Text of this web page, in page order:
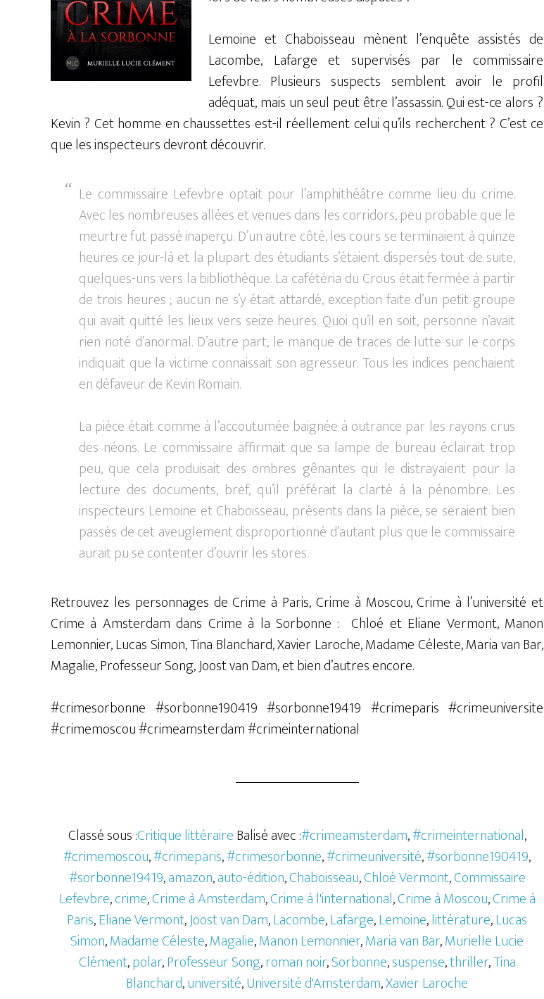
Lemoine et Chaboisseau mènent l’enquête assistés de
Lacombe, Lafarge et supervisés par le commissaire
Lefevbre. Plusieurs suspects semblent avoir le profil
adéquat, mais un seul peut être l’assassin. Qui est-ce alors ?
Kevin ? Cet homme en chaussettes est-il réellement celui qu’ils recherchent ? C’est ce
que les inspecteurs devront découvrir.
Le commissaire Lefevbre optait pour l’amphithéâtre comme lieu du crime.
Avec les nombreuses allées et venues dans les corridors, peu probable que le
meurtre fut passé inaperçu. D’un autre côté, les cours se terminaient à quinze
heures ce jour-là et la plupart des étudiants s’étaient dispersés tout de suite,
quelques-uns vers la bibliothèque. La cafétéria du Crous était fermée à partir
de trois heures ; aucun ne s’y était attardé, exception faite d’un petit groupe
qui avait quitté les lieux vers seize heures. Quoi qu’il en soit, personne n’avait
rien noté d’anormal. D’autre part, le manque de traces de lutte sur le corps
indiquait que la victime connaissait son agresseur. Tous les indices penchaient
en défaveur de Kevin Romain.
La pièce était comme à l’accoutumée baignée à outrance par les rayons crus
des néons. Le commissaire affirmait que sa lampe de bureau éclairait trop
peu, que cela produisait des ombres gênantes qui le distrayaient pour la
lecture des documents, bref, qu’il préférait la clarté à la pénombre. Les
inspecteurs Lemoine et Chaboisseau, présents dans la pièce, se seraient bien
passés de cet aveuglement disproportionné d’autant plus que le commissaire
aurait pu se contenter d’ouvrir les stores.
Retrouvez les personnages de Crime à Paris, Crime à Moscou, Crime à l’université et
Crime à Amsterdam dans Crime à la Sorbonne : Chloé et Eliane Vermont, Manon
Lemonnier, Lucas Simon, Tina Blanchard, Xavier Laroche, Madame Céleste, Maria van Bar,
Magalie, Professeur Song, Joost van Dam, et bien d’autres encore.
#crimesorbonne #sorbonne190419 #sorbonne19419 #crimeparis #crimeuniversite
#crimemoscou #crimeamsterdam #crimeinternational
Classé sous :Critique littéraireBalisé avec :#crimeamsterdam,#crimeinternational,
#crimemoscou,#crimeparis,#crimesorbonne,#crimeuniversité,#sorbonne190419,
#sorbonne19419,amazon,auto-édition,Chaboisseau,Chloé Vermont,Commissaire
Lefevbre,crime,Crime à Amsterdam,Crime à l'international,Crime à Moscou,Crime à
Paris,Eliane Vermont,Joost van Dam,Lacombe,Lafarge,Lemoine,littérature,Lucas
Simon,Madame Céleste,Magalie,Manon Lemonnier,Maria van Bar,Murielle Lucie
Clément,polar,Professeur Song,roman noir,Sorbonne,suspense,thriller,Tina
Blanchard,université,Université d'Amsterdam,Xavier Laroche